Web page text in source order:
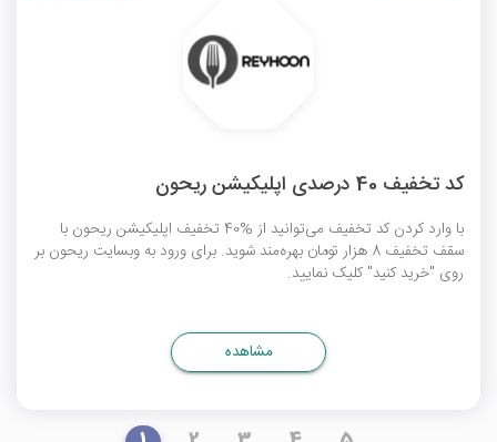
کد تخفیف 40 درصدی اپلیکیشن ریحون
با وارد کردن کد تخفیف می‌توانید از %40 تخفیف اپلیکیشن ریحون با
سقف تخفیف 8 هزار تومان بهره‌مند شوید. برای ورود به وبسایت ریحون بر
روی "خرید کنید" کلیک نمایید.
مشاهده